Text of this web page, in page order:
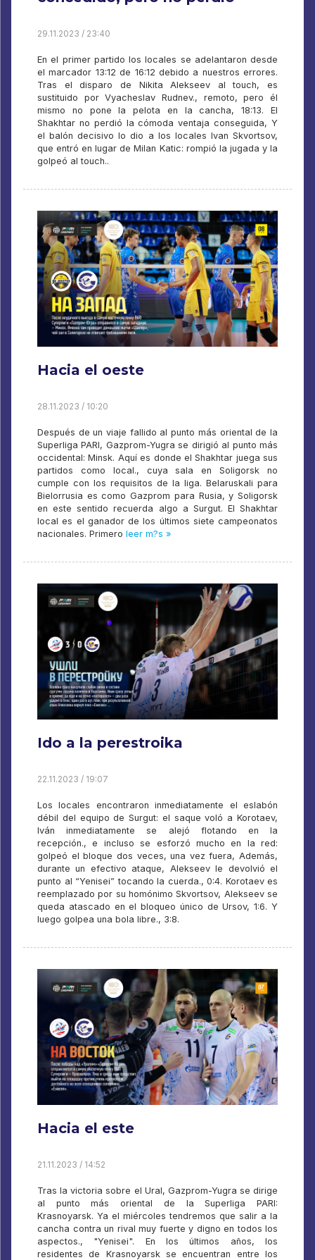
29.11.2023 / 23:40
En el primer partido los locales se adelantaron desde
el marcador 13:12 de 16:12 debido a nuestros errores.
Tras el disparo de Nikita Alekseev al touch, es
sustituido por Vyacheslav Rudnev., remoto, pero él
mismo no pone la pelota en la cancha, 18:13. El
Shakhtar no perdió la cómoda ventaja conseguida, Y
el balón decisivo lo dio a los locales Ivan Skvortsov,
que entró en lugar de Milan Katic: rompió la jugada y la
golpeó al touch..
Hacia el oeste
28.11.2023 / 10:20
Después de un viaje fallido al punto más oriental de la
Superliga PARI, Gazprom-Yugra se dirigió al punto más
occidental: Minsk. Aquí es donde el Shakhtar juega sus
partidos como local., cuya sala en Soligorsk no
cumple con los requisitos de la liga. Belaruskali para
Bielorrusia es como Gazprom para Rusia, y Soligorsk
en este sentido recuerda algo a Surgut. El Shakhtar
local es el ganador de los últimos siete campeonatos
nacionales. Primero leer m?s »
Ido a la perestroika
22.11.2023 / 19:07
Los locales encontraron inmediatamente el eslabón
débil del equipo de Surgut: el saque voló a Korotaev,
Iván inmediatamente se alejó flotando en la
recepción., e incluso se esforzó mucho en la red:
golpeó el bloque dos veces, una vez fuera, Además,
durante un efectivo ataque, Alekseev le devolvió el
punto al “Yenisei” tocando la cuerda., 0:4. Korotaev es
reemplazado por su homónimo Skvortsov, Alekseev se
queda atascado en el bloqueo único de Ursov, 1:6. Y
luego golpea una bola libre., 3:8.
Hacia el este
21.11.2023 / 14:52
Tras la victoria sobre el Ural, Gazprom-Yugra se dirige
al punto más oriental de la Superliga PARI:
Krasnoyarsk. Ya el miércoles tendremos que salir a la
cancha contra un rival muy fuerte y digno en todos los
aspectos., "Yenisei". En los últimos años, los
residentes de Krasnoyarsk se encuentran entre los